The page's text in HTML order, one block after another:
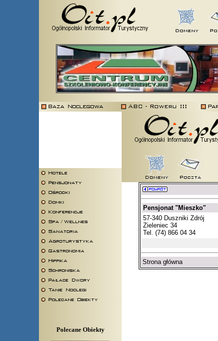
Polecane Obiekty
Pensjonat "Mieszko"
57-340 Duszniki Zdrój
Zieleniec 34
Tel. (74) 866 04 34
Strona główna